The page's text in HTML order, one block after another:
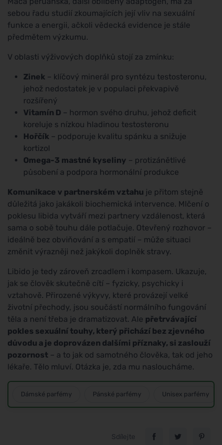
sebou řadu studií zkoumajících její vliv na sexuální
funkce a energii, ačkoli vědecká evidence je stále
předmětem výzkumu.
V oblasti výživových doplňků stojí za zmínku:
Zinek – klíčový minerál pro syntézu testosteronu,
jehož nedostatek je v populaci překvapivě
rozšířený
Vitamín D – hormon svého druhu, jehož deficit
koreluje s nízkou hladinou testosteronu
Hořčík – podporuje kvalitu spánku a snižuje
kortizol
Omega-3 mastné kyseliny – protizánětlivé
působení a podpora hormonální produkce
Komunikace v partnerském vztahu je přitom stejně
důležitá jako jakákoli biochemická intervence. Mlčení o
poklesu libida vytváří mezi partnery vzdálenost, která
sama o sobě touhu dále potlačuje. Otevřený rozhovor –
ideálně bez obviňování a s empatií – může situaci
změnit výrazněji než jakýkoli doplněk stravy.
Libido je tedy zároveň zrcadlem i kompasem. Ukazuje,
jak se člověk skutečně cítí – fyzicky, psychicky i
vztahově. Přirozené výkyvy, které provázejí velké
životní přechody, jsou součástí normálního fungování
těla a není třeba je dramatizovat. Ale přetrvávající
pokles sexuální touhy, který přichází bez zjevného
důvodu a je doprovázen dalšími příznaky, si zaslouží
pozornost – a to jak od samotného člověka, tak od jeho
lékaře. Tělo mluví. Otázka je, zda mu nasloucháme.
Dámské parfémy Pánské parfémy Unisex parfémy
Sdílejte